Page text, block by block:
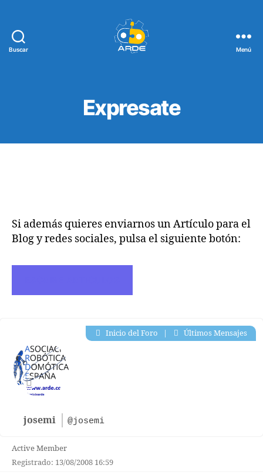
Buscar Menú
Expresate
Si además quieres enviarnos un Artículo para el
Blog y redes sociales, pulsa el siguiente botón:
josemi @josemi
Inicio del Foro Últimos Mensajes
Active Member
Registrado: 13/08/2008 16:59